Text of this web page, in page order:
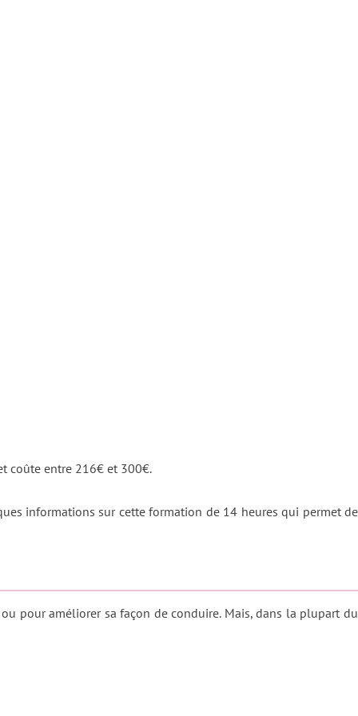
coûte entre 216€ et 300€.
informations sur cette formation de 14 heures qui permet de
ou pour améliorer sa façon de conduire. Mais, dans la plupart du